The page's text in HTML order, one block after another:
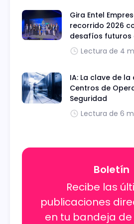
Gira Entel
recorrido 2026
desafíos futuros
Lectura de 4
IA: La clave de
Centros de
Seguridad
Lectura de 6
Boletín
Recibe las
publicaciones
en tu bandeja